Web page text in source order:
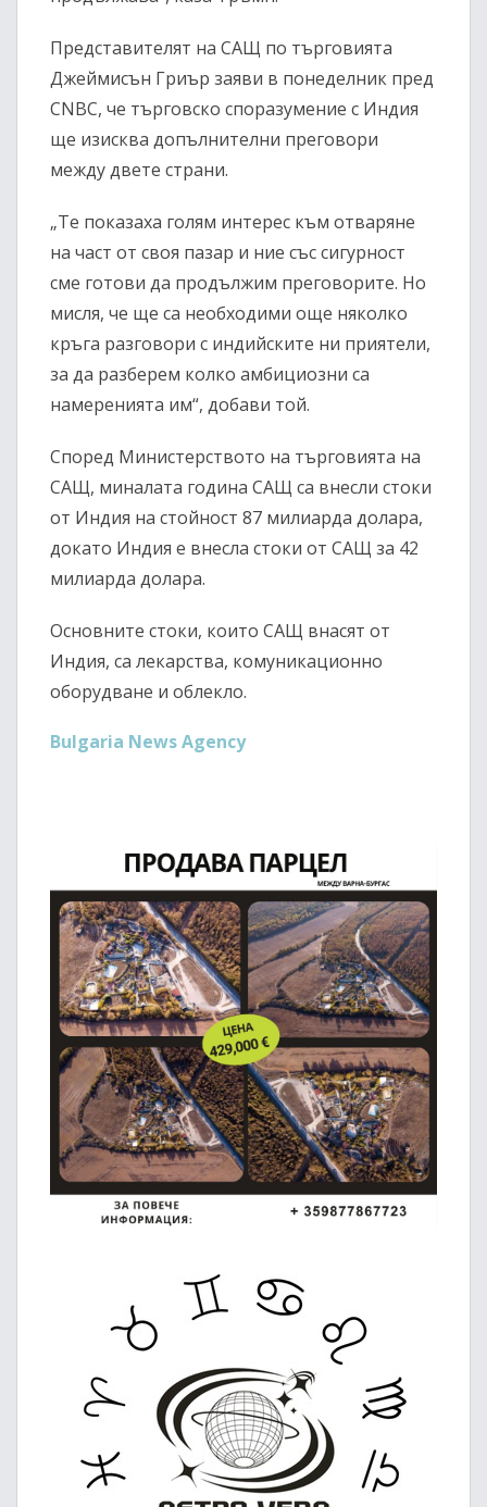
Представителят на САЩ по търговията
Джеймисън Гриър заяви в понеделник пред
CNBC, че търговско споразумение с Индия
ще изисква допълнителни преговори
между двете страни.
„Те показаха голям интерес към отваряне
на част от своя пазар и ние със сигурност
сме готови да продължим преговорите. Но
мисля, че ще са необходими още няколко
кръга разговори с индийските ни приятели,
за да разберем колко амбициозни са
намеренията им“, добави той.
Според Министерството на търговията на
САЩ, миналата година САЩ са внесли стоки
от Индия на стойност 87 милиарда долара,
докато Индия е внесла стоки от САЩ за 42
милиарда долара.
Основните стоки, които САЩ внасят от
Индия, са лекарства, комуникационно
оборудване и облекло.
Bulgaria News Agency